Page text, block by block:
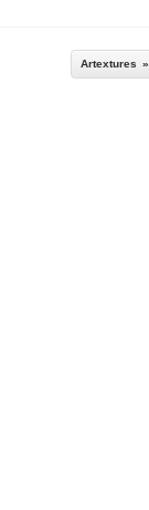
Artextures